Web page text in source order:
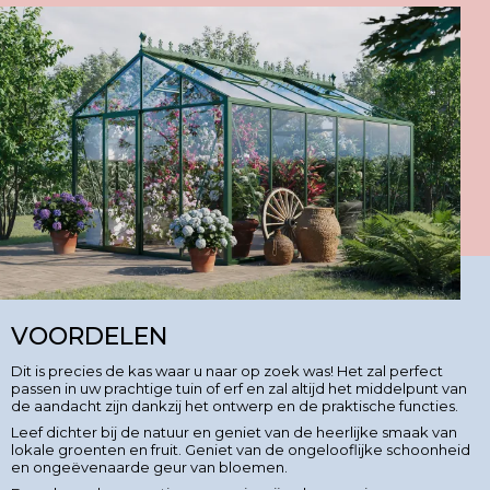
VOORDELEN
Dit is precies de kas waar u naar op zoek was! Het zal perfect
passen in uw prachtige tuin of erf en zal altijd het middelpunt van
de aandacht zijn dankzij het ontwerp en de praktische functies.
Leef dichter bij de natuur en geniet van de heerlijke smaak van
lokale groenten en fruit. Geniet van de ongelooflijke schoonheid
en ongeëvenaarde geur van bloemen.